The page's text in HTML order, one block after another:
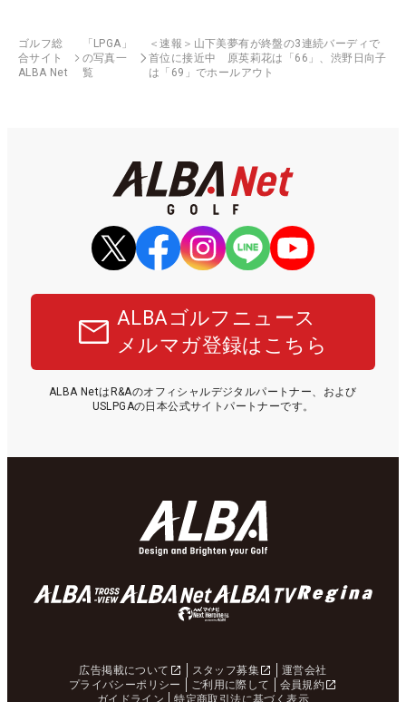
ゴルフ総
合サイト
ALBA Net
「LPGA」
の写真一
覧
＜速報＞山下美夢有が終盤の3連続バーディで
首位に接近中 原英莉花は「66」、渋野日向子
は「69」でホールアウト
ALBAゴルフニュース
メルマガ登録はこちら
ALBA NetはR&Aのオフィシャルデジタルパートナー、および
USLPGAの日本公式サイトパートナーです。
広告掲載について スタッフ募集
運営会社
プライバシーポリシー
ご利用に際して
会員規約
ガイドライン
特定商取引法に基づく表示